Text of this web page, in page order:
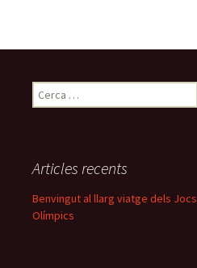
e
:Articles recents
Benvingut al llarg viatge dels Jocs
Olímpics